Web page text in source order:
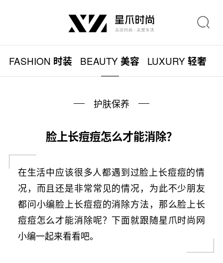
FASHION 时装 BEAUTY美容 LUXURY轻奢
护肤保养
脸上长痘痘怎么才能消除？
在生活中应该很多人都遇到过脸上长痘痘的情
况，而且还是非常常见的情况，为此不少朋友
都问小编脸上长痘痘的消除方法，那么脸上长
痘痘怎么才能消除呢？下面就跟随星爪时尚网
小编一起来看看吧。